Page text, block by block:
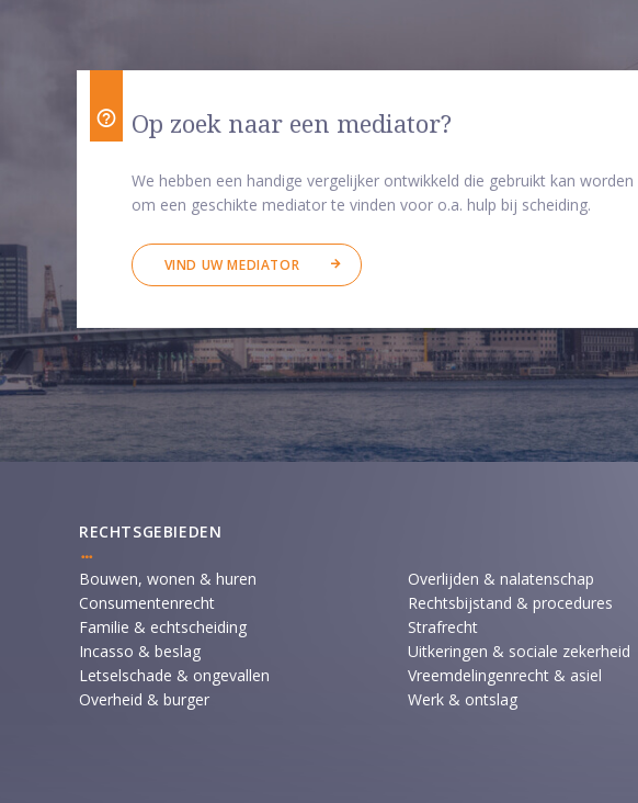
Op zoek naar een mediator?
We hebben een handige vergelijker ontwikkeld die gebruikt kan worden
om een geschikte mediator te vinden voor o.a. hulp bij scheiding.
VIND UW MEDIATOR
RECHTSGEBIEDEN
Bouwen, wonen & huren
Consumentenrecht
Familie & echtscheiding
Incasso & beslag
Letselschade & ongevallen
Overheid & burger
Overlijden & nalatenschap
Rechtsbijstand & procedures
Strafrecht
Uitkeringen & sociale zekerheid
Vreemdelingenrecht & asiel
Werk & ontslag